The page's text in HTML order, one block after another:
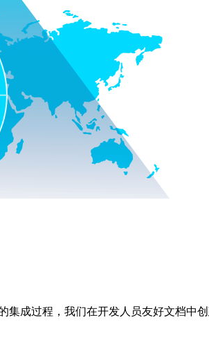
成过程，我们在开发人员友好文档中